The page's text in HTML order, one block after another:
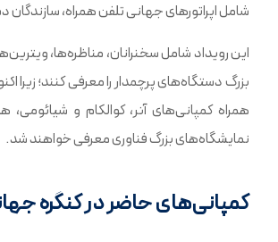
شامل اپراتورهای جهانی تلفن همراه،
این رویداد شامل سخنرانان، مناظره‌ها،
بزرگ دستگاه‌های پرچمدار را معرفی کنند؛
همراه کمپانی‌های آنر، کوالکام و
نمایشگاه‌های بزرگ فناوری معرفی خواهند شد.
کمپانی‌های حاضر در کنگره جهانی موبایل